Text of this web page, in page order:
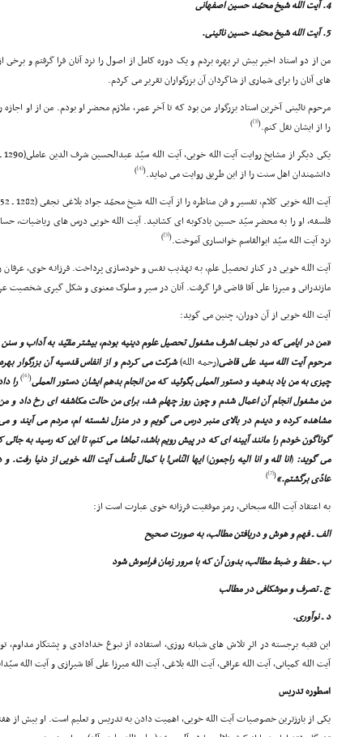
4. آیت الله شیخ محمّد حسین اصفهانى
5. آیت الله شیخ محمّد حسین نائینى.
من از دو استاد اخیر بیش تر بهره بردم و یک دوره کامل از اصول را نزد آنان فرا گرفتم و
هاى آنان را براى شمارى از شاگردان آن بزرگواران تقریر مى کردم.
مرحوم نائینى آخرین استاد بزرگوار من بود که تا آخر عمر، ملازم محضر او بودم. من از او
را از ایشان نقل کنم.(
[3]
)
دانشمندان اهل سنت را از این طریق روایت مى نماید.(
[4]
)
فلسفه، او را به محضر سیّد حسین بادکوبه اى کشانید. آیت الله خویى درس هاى ریاضیات،
نزد آیت الله سیّد ابوالقاسم خوانسارى آموخت.(
[5]
)
آیت الله خویى در کنار تحصیل علم، به تهذیب نفس و خودسازى پرداخت. فرزانه خوى، عرفان را
مازندرانى و میرزا على آقا قاضى فرا گرفت. آنان در سیر و سلوک معنوى و شکل گیرى شخصیت
آیت الله خویى از آن دوران، چنین مى گوید:
«من در ایامى که در نجف اشرف مشغول تحصیل علوم دینیه بودم، بیشتر مقیّد به آداب و
مرحوم آیت الله سید على قاضى(رحمه الله)شرکت مى کردم و از انفاس قدسیه آن بزرگوار
چیزى به من یاد بدهید و دستور العملى بگوئید که من انجام بدهم ایشان دستور العملى(
[6]
)را
من مشغول انجام آن اعمال شدم و چون روز چهلم شد، براى من حالت مکاشفه اى رخ داد و
مشاهده کرده و دیدم در بالاى منبر درس مى گویم و در منزل نشسته ام، مردم مى آیند و
گوناگون خودم را مانند آیینه اى که در پیش رویم باشد، تماشا مى کنم، تا این که رسید به
مى گوید: (انا لله و انا الیه راجعون)ایها النّاس! با کمال تأسف آیت الله خویى از دنیا
عادّى برگشتم.»(
[7]
)
به اعتقاد آیت الله سبحانى، رمز موفقیت فرزانه خوى عبارت است از:
الف ـ فهم و هوش و دریافتن مطالب، به صورت صحیح
ب ـ حفظ و ضبط مطالب، بدون آن که با مرور زمان فراموش شود
ج ـ تصرف و موشکافى در مطالب
د ـ نوآورى.
آیت الله کمپانى، آیت الله عراقى، آیت الله بلاغى، آیت الله میرزا على آقا شیرازى و آیت الله
اسطوره تدریس
یکى از بارزترین خصوصیات آیت الله خویى، اهمیت دادن به تدریس و تعلیم است. او بیش از